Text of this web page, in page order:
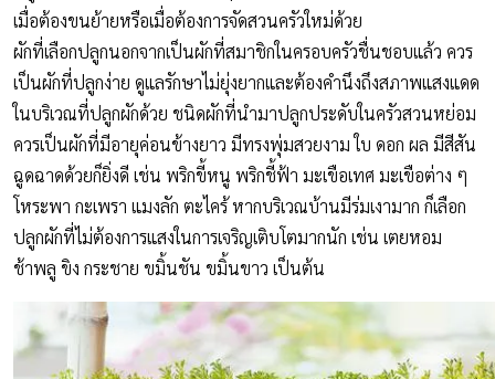
เมื่อต้องขนย้ายหรือเมื่อต้องการจัดสวนครัวใหม่ด้วย
ผักที่เลือกปลูกนอกจากเป็นผักที่สมาชิกในครอบครัวชื่นชอบแล้ว ควร
เป็นผักที่ปลูกง่าย ดูแลรักษาไม่ยุ่งยากและต้องคำนึงถึงสภาพแสงแดด
ในบริเวณที่ปลูกผักด้วย ชนิดผักที่นำมาปลูกประดับในครัวสวนหย่อม
ควรเป็นผักที่มีอายุค่อนข้างยาว มีทรงพุ่มสวยงาม ใบ ดอก ผล มีสีสัน
ฉูดฉาดด้วยก็ยิ่งดี เช่น พริกขี้หนู พริกชี้ฟ้า มะเขือเทศ มะเขือต่าง ๆ
โหระพา กะเพรา แมงลัก ตะไคร้ หากบริเวณบ้านมีร่มเงามาก ก็เลือก
ปลูกผักที่ไม่ต้องการแสงในการเจริญเติบโตมากนัก เช่น เตยหอม
ช้าพลู ขิง กระชาย ขมิ้นชัน ขมิ้นขาว เป็นต้น